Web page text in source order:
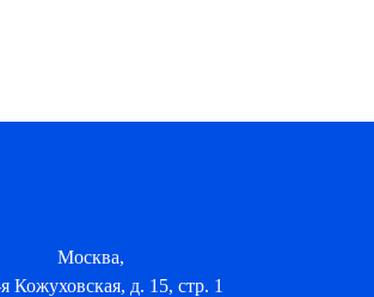
Москва,
Кожуховская, д. 15, стр. 1